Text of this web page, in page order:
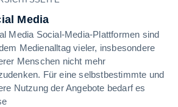
Media
Media Social-Media-Plattformen sind
Medienalltag vieler, insbesondere
Menschen nicht mehr
Für eine selbstbestimmte und
Nutzung der Angebote bedarf es